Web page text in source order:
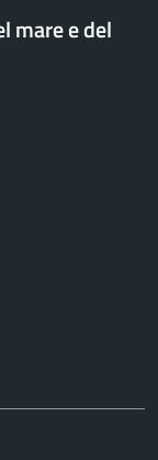
mare e del